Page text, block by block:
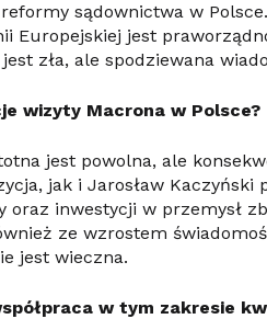
sądownictwa w
Europejskiej jest
zła, ale spodziewana
wizyty Macrona w Polsce?
jest powolna, ale
jak i Jarosław Kaczyński
oraz inwestycji w przemysł
ze wzrostem
jest wieczna.
w tym zakresie